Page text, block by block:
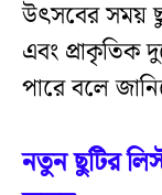
উৎসবের সময়
এবং প্রাকৃতিক
পারে বলে
নতুন ছুটির